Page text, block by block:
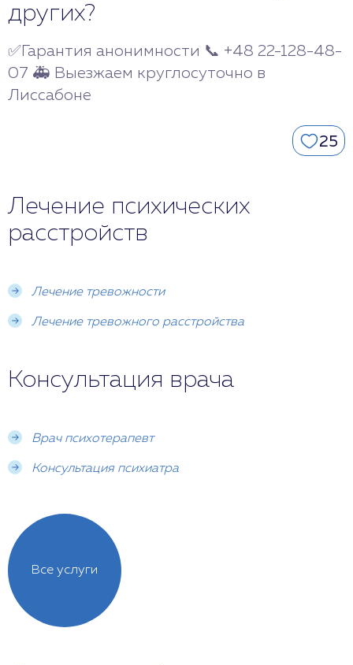
других?
✅Гарантия анонимности 📞 +48 22-128-48-
07 🚑 Выезжаем круглосуточно в
Лиссабоне
25
Лечение психических
расстройств
Лечение тревожности
Лечение тревожного расстройства
Консультация врача
Врач психотерапевт
Консультация психиатра
Все услуги